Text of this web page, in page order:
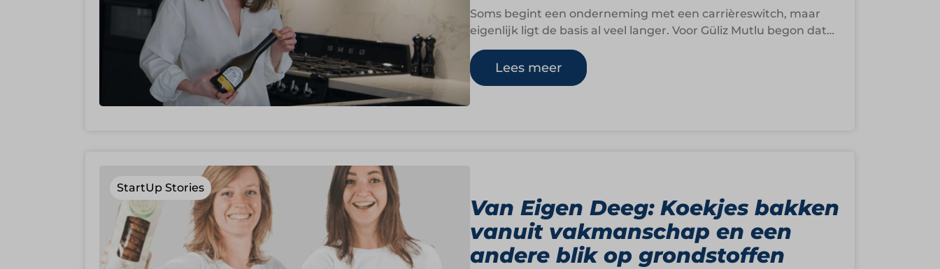
Soms begint een onderneming met een carrièreswitch, maar
eigenlijk ligt de basis al veel langer. Voor Güliz Mutlu begon dat…
Lees meer
StartUp Stories
Van Eigen Deeg: Koekjes bakken
vanuit vakmanschap en een
andere blik op grondstoffen